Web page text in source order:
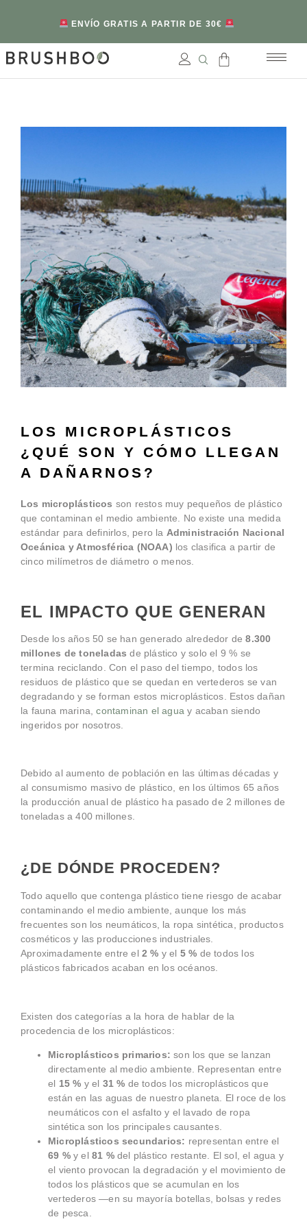
ENVÍO GRATIS A PARTIR DE 30€
LOS MICROPLÁSTICOS
¿QUÉ SON Y CÓMO LLEGAN
A DAÑARNOS?
Los microplásticos son restos muy pequeños de plástico
que contaminan el medio ambiente. No existe una medida
estándar para definirlos, pero la Administración Nacional
Oceánica y Atmosférica (NOAA) los clasifica a partir de
cinco milímetros de diámetro o menos.
EL IMPACTO QUE GENERAN
Desde los años 50 se han generado alrededor de8.300
millones de toneladas de plástico y solo el 9 % se
termina reciclando. Con el paso del tiempo, todos los
residuos de plástico que se quedan en vertederos se van
degradando y se forman estos microplásticos. Estos dañan
la fauna marina,contaminan el agua y acaban siendo
ingeridos por nosotros.
Debido al aumento de población en las últimas décadas y
al consumismo masivo de plástico, en los últimos 65 años
la producción anual de plástico ha pasado de 2 millones de
toneladas a 400 millones.
¿DE DÓNDE PROCEDEN?
Todo aquello que contenga plástico tiene riesgo de acabar
contaminando el medio ambiente, aunque los más
frecuentes son los neumáticos, la ropa sintética, productos
cosméticos y las producciones industriales.
Aproximadamente entre el 2 % y el 5 % de todos los
plásticos fabricados acaban en los océanos.
Existen dos categorías a la hora de hablar de la
procedencia de los microplásticos:
Microplásticos primarios:son los que se lanzan
directamente al medio ambiente. Representan entre
el 15 % y el 31 % de todos los microplásticos que
están en las aguas de nuestro planeta. El roce de los
neumáticos con el asfalto y el lavado de ropa
sintética son los principales causantes.
Microplásticos secundarios: representan entre el
69 % y el 81 % del plástico restante. El sol, el agua y
el viento provocan la degradación y el movimiento de
todos los plásticos que se acumulan en los
vertederos—en su mayoría botellas, bolsas y redes
de pesca.